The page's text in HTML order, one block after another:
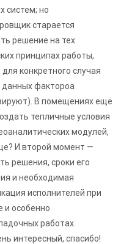
систем; но
старается
решение на тех
принципах работы,
конкретного случая
данных фактороа
В помещениях ещё
тепличные условия
модулей,
И второй момент —
решения, сроки его
и необходимая
исполнителей при
и особенно
работах.
интересный, спасибо!